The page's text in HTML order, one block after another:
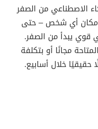
الاصطناعي من الصفر
أي شخص – حتى
قوي يبدأ من الصفر.
مجانًا أو بتكلفة
خلال أسابيع.